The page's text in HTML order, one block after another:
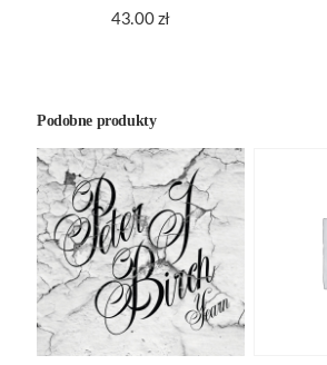
43.00 zł
Podobne produkty